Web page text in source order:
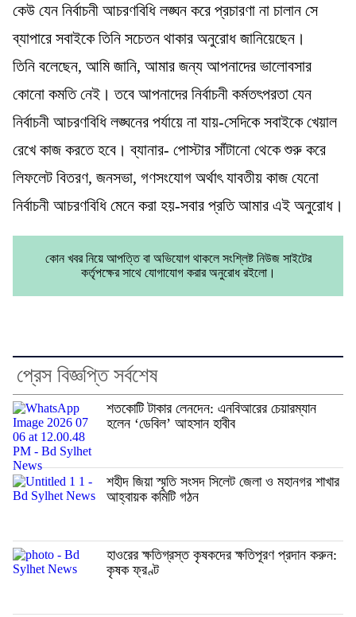
কেউ যেন নির্বাচনী আচরণবিধি লঙ্ঘন করে প্রচারণা না চালান সে
ব্যাপারে সবাইকে তিনি সচেতন থাকার অনুরোধ জানিয়েছেন।
তিনি বলেছেন, আমি জানি, আমার জন্য আপনাদের ভালোবসার
কোনো কমতি নেই। তবে আপনাদের নির্বাচনী কর্মতৎপরতা যেন
নির্বাচনী আচরণবিধি লঙ্ঘনের পর্যায়ে না যায়-সেদিকে সবাইকে খেয়াল
রেখে কাজ করতে হবে। ব্যানার- পোস্টার সাঁটানো থেকে শুরু করে
লিফলেট বিতরণ, জনসভা, গণসংযোগ অর্থাৎ যাবতীয় কাজ যেনো
নির্বাচনী আচরণবিধি মেনে করা হয়-সবার প্রতি আমার এই অনুরোধ।
কোন খবর নিয়ে আপত্তি বা অভিযোগ থাকলে সংশ্লিষ্ট নিউজ সাইটের
কর্তৃপক্ষের সাথে যোগাযোগ করার অনুরোধ রইলো।
প্রেস বিজ্ঞপ্তি সর্বশেষ
শতকোটি টাকার লেনদেন: এনবিআরের চেয়ারম্যান
হলেন ‘ডেবিল’ আহসান হাবীব
শহীদ জিয়া স্মৃতি সংসদ সিলেট জেলা ও মহানগর শাখার
আহ্বায়ক কমিটি গঠন
হাওরের ক্ষতিগ্রস্ত কৃষকদের ক্ষতিপূরণ প্রদান করুন:
কৃষক ফ্রণ্ট